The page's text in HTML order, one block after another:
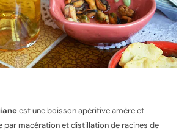
est une boisson apéritive amère et
par macération et distillation de racines de